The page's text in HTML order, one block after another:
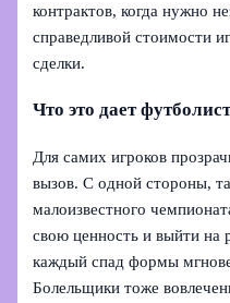
контрактов, когда нужно
справедливой стоимости
сделки.
Что это дает
Для самих игроков
вызов. С одной стороны,
малоизвестного
свою ценность и выйти на
каждый спад формы
Болельщики тоже